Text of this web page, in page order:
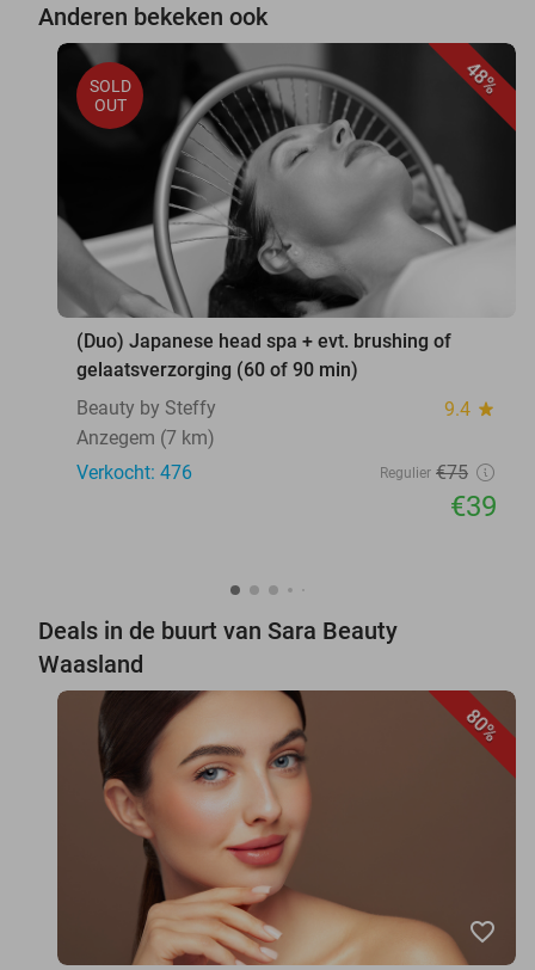
Anderen bekeken ook
48%
SOLD
OUT
(Duo) Japanese head spa + evt. brushing of
gelaatsverzorging (60 of 90 min)
Beauty by Steffy
9.4 star
Anzegem (7 km)
Verkocht: 476
Regulier €75
€39
Deals in de buurt van Sara Beauty
Waasland
80%
favorite_border